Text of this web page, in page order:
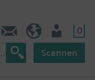
0
Scannen